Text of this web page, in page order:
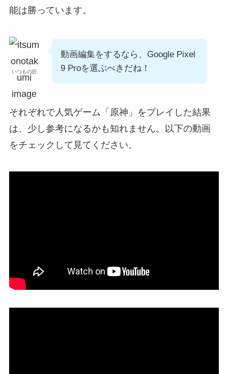
能は勝っています。
いつもの匠
動画編集をするなら、Google Pixel
9 Proを選ぶべきだね！
それぞれで人気ゲーム「原神」をプレイした結果
は、少し参考になるかも知れません。以下の動画
をチェックして見てください。